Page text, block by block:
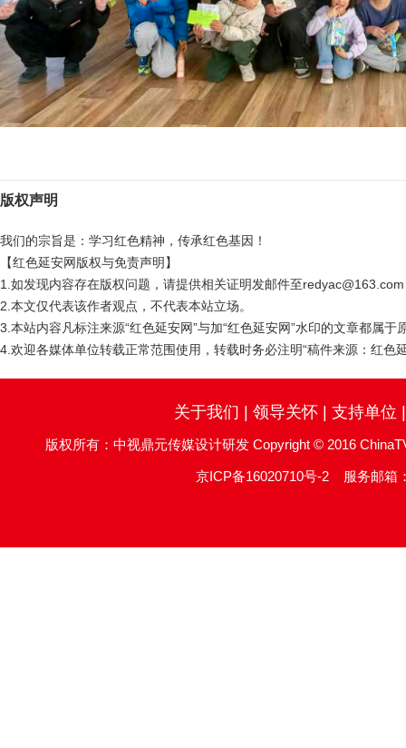
版权声明
我们的宗旨是：学习红色精神，传承红色基因！
【红色延安网版权与免责声明】
1.如发现内容存在版权问题，请提供相关证明发邮件至
2.本文仅代表该作者观点，不代表本站立场。
3.本站内容凡标注来源“红色延安网”与加“红色延安网”水印的文章都属
4.欢迎各媒体单位转载正常范围使用，转载时务必注明“稿件来源：红色
关于我们 | 领导关怀| 支持单位
版权所有：中视鼎元传媒设计研发 Copyright © 2016
京ICP备16020710号-2 服务邮箱